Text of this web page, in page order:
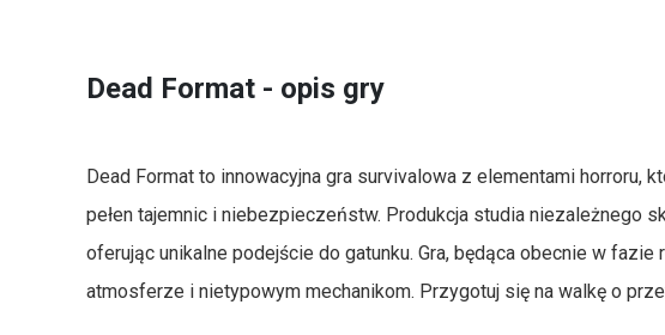
Dead Format - opis gry
Dead Format to innowacyjna gra survivalowa z elementami
pełen tajemnic i niebezpieczeństw. Produkcja studia niezależnego
oferując unikalne podejście do gatunku. Gra, będąca obecnie w
atmosferze i nietypowym mechanikom. Przygotuj się na walkę o